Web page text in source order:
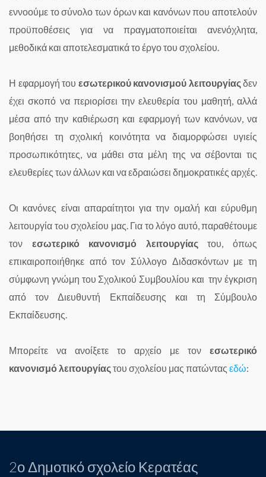
εννοούμε το σύνολο των όρων και κανόνων που αποτελούν
προϋποθέσεις για να πραγματοποιείται ανενόχλητα,
μεθοδικά και αποτελεσματικά το έργο του σχολείου.
Η εφαρμογή του εσωτερικού κανονισμού λειτουργίαςδεν
έχει σκοπό να περιορίσει την ελευθερία του μαθητή, αλλά
μέσα από την καθιέρωση και εφαρμογή των κανόνων, να
βοηθήσει τη σχολική κοινότητα να διαμορφώσει υγιείς
προσωπικότητες, να μάθει στα μέλη της να σέβονται τις
ελευθερίες των άλλων και να εδραιώσει δημοκρατικές αρχές.
Οι κανόνες είναι απαραίτητοι για την ομαλή και εύρυθμη
λειτουργία τoυ σχολείου μας. Για το λόγο αυτό, παραθέτουμε
τον εσωτερικό κανονισμό λειτουργίαςτου, όπως
επικαιροποιήθηκε από τον Σύλλογο Διδασκόντων με τη
σύμφωνη γνώμη του Σχολικού Συμβουλίου και την έγκριση
από τον Διευθυντή Εκπαίδευσης και τη Σύμβουλο
Εκπαίδευσης.
Μπορείτε να ανοίξετε το αρχείο με τον εσωτερικό
κανονισμό λειτουργίαςτου σχολείου μας πατώντας εδώ:
2ο Δημοτικό σχολείο Κερατέας